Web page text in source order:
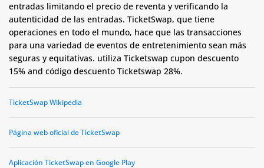
entradas limitando el precio de reventa y verificando la
autenticidad de las entradas. TicketSwap, que tiene
operaciones en todo el mundo, hace que las transacciones
para una variedad de eventos de entretenimiento sean más
seguras y equitativas. utiliza Ticketswap cupon descuento
15% and código descuento Ticketswap 28%.
TicketSwap Wikipedia
Página web oficial de TicketSwap
Aplicación TicketSwap en Google Play